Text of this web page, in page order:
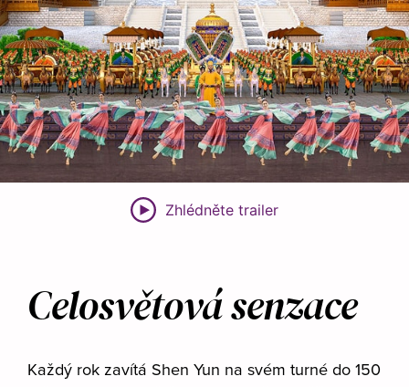
Zhlédněte trailer
Celosvětová senzace
Každý rok zavítá Shen Yun na svém turné do 150